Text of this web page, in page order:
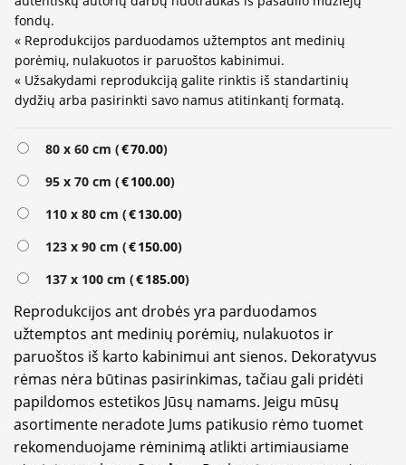
fondų.
« Reprodukcijos parduodamos užtemptos ant medinių
porėmių, nulakuotos ir paruoštos kabinimui.
« Užsakydami reprodukciją galite rinktis iš standartinių
dydžių arba pasirinkti savo namus atitinkantį formatą.
80 x 60 cm (€70.00)
95 x 70 cm (€100.00)
110 x 80 cm (€130.00)
123 x 90 cm (€150.00)
137 x 100 cm (€185.00)
Reprodukcijos ant drobės yra parduodamos
užtemptos ant medinių porėmių, nulakuotos ir
paruoštos iš karto kabinimui ant sienos. Dekoratyvus
rėmas nėra būtinas pasirinkimas, tačiau gali pridėti
papildomos estetikos Jūsų namams. Jeigu mūsų
asortimente neradote Jums patikusio rėmo tuomet
rekomenduojame rėminimą atlikti artimiausiame
Alternative: